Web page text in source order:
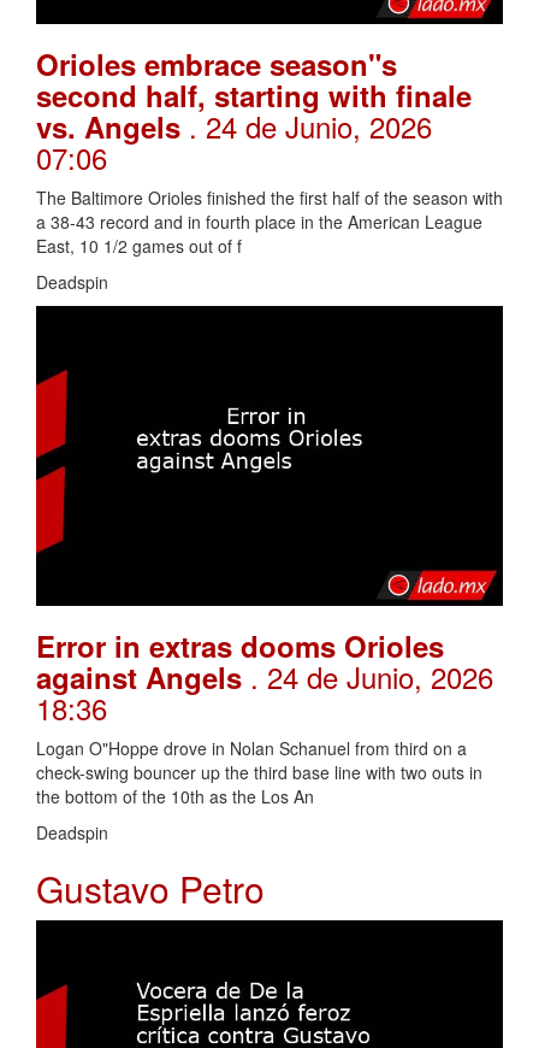
Orioles embrace season"s
second half, starting with finale
vs. Angels . 24 de Junio, 2026
07:06
The Baltimore Orioles finished the first half of the season with
a 38-43 record and in fourth place in the American League
East, 10 1/2 games out of f
Deadspin
Error in extras dooms Orioles
against Angels . 24 de Junio, 2026
18:36
Logan O"Hoppe drove in Nolan Schanuel from third on a
check-swing bouncer up the third base line with two outs in
the bottom of the 10th as the Los An
Deadspin
Gustavo Petro